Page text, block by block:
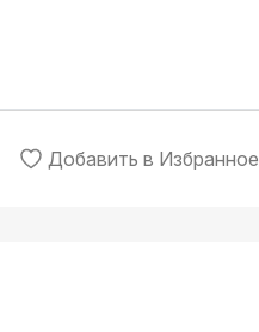
Добавить в Избранное